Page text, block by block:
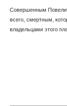
Совершенным
всего, смертным,
владельцами этого